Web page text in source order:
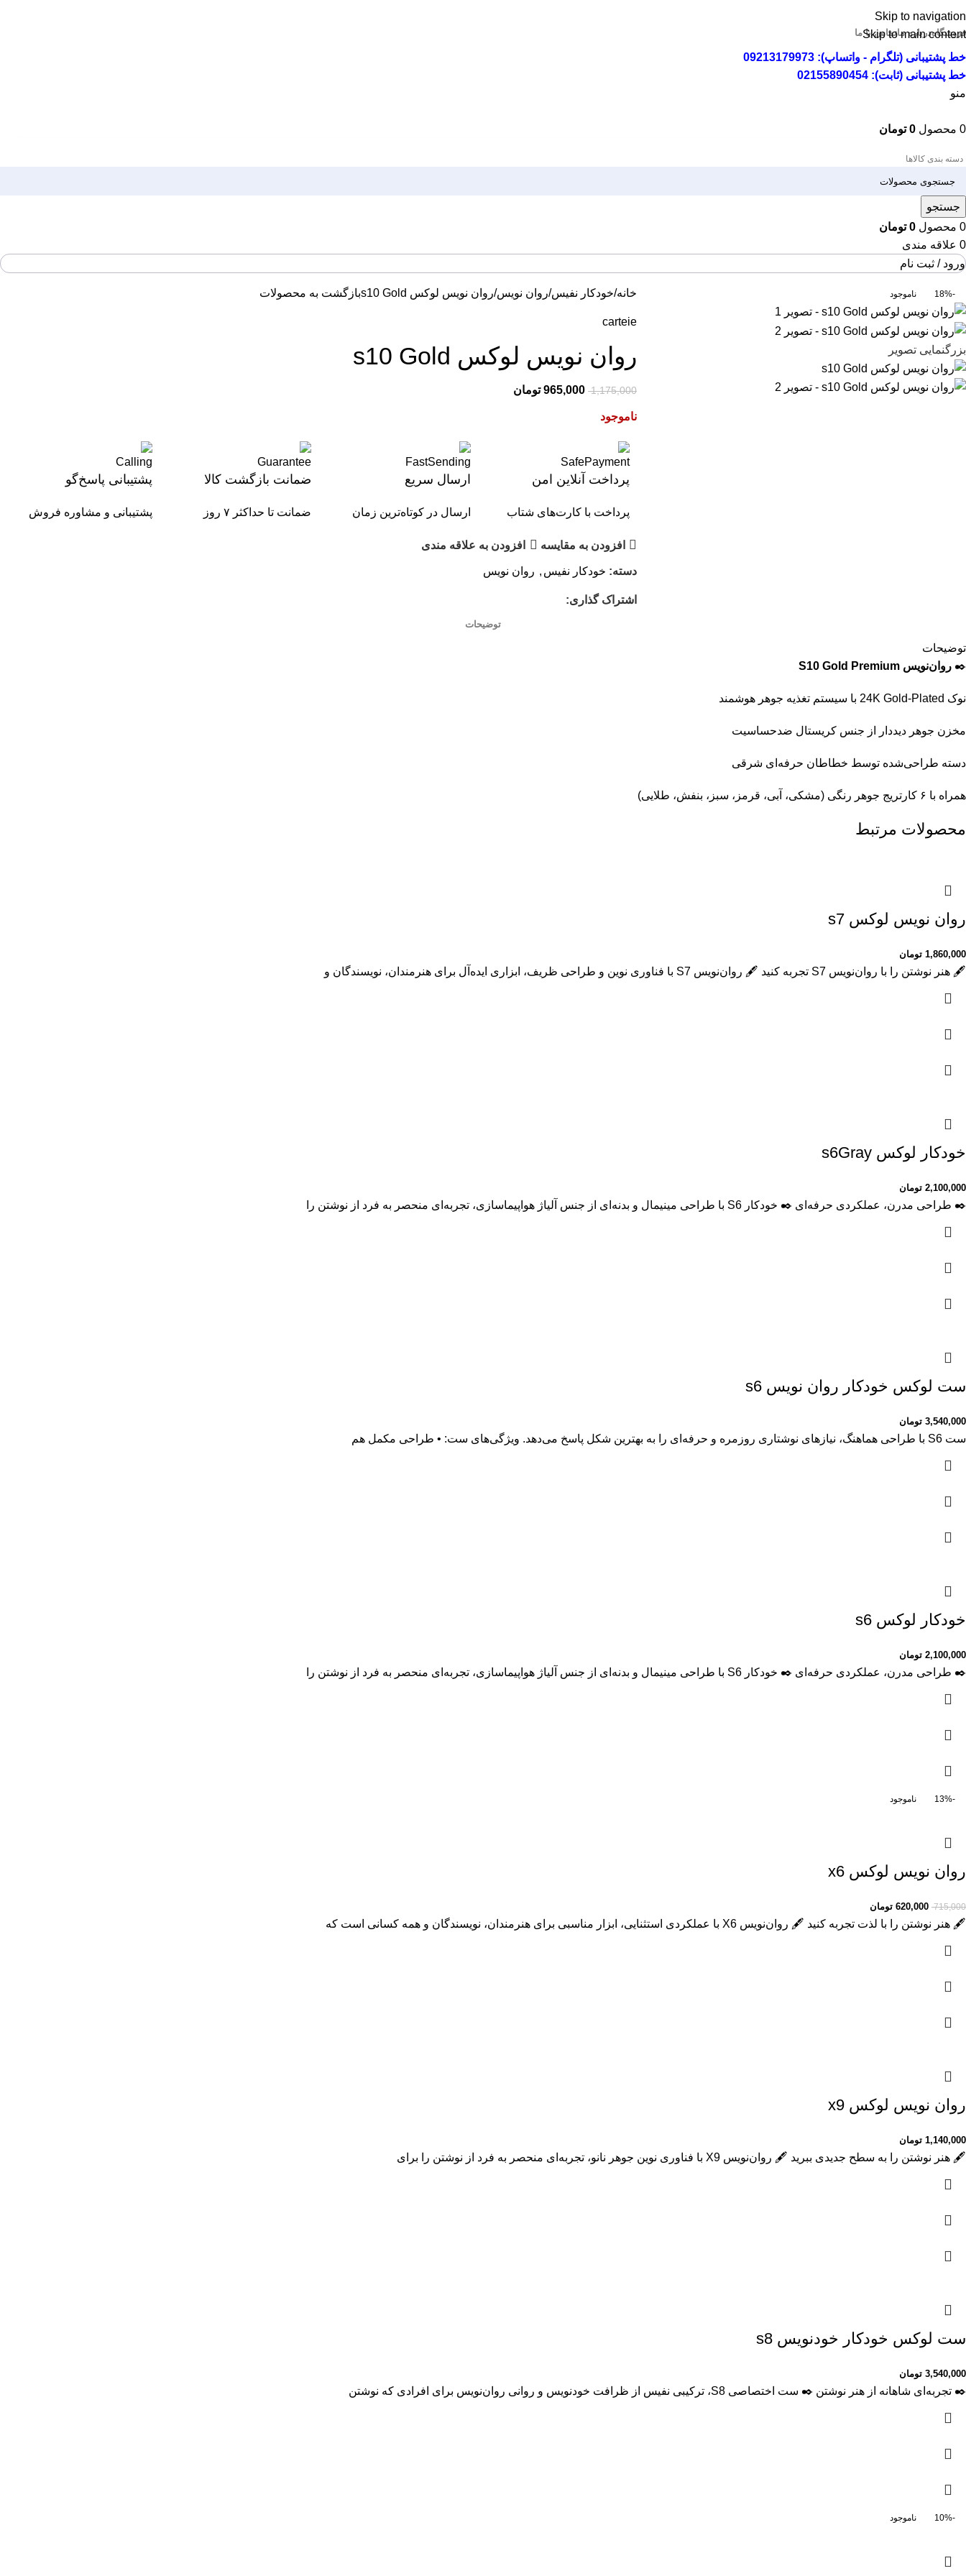
Skip to navigation
Skip to main content
فروشگاهدرباره ماتماس با ما
خط پشتیبانی (تلگرام - واتساپ): 09213179973
خط پشتیبانی (ثابت): 02155890454
منو
0 محصول 0 تومان
دسته بندی کالاها
جستجو
0 محصول 0 تومان
0 علاقه مندی
ورود / ثبت نام
-18% ناموجود
بزرگنمایی تصویر
خانه خودکار نفیس روان نویس روان نویس لوکس s10 Gold بازگشت به محصولات
carteie
روان نویس لوکس s10 Gold
1,175,000
965,000 تومان
ناموجود
پرداخت آنلاین امن
پرداخت با کارت‌های شتاب
ارسال سریع
ارسال در کوتاه‌ترین زمان
ضمانت بازگشت کالا
ضمانت تا حداکثر ۷ روز
پشتیبانی پاسخ‌گو
پشتیبانی و مشاوره فروش
افزودن به مقایسه افزودن به علاقه مندی
دسته: خودکار نفیس , روان نویس
اشتراک گذاری:
توضیحات
توضیحات
✒️ روان‌نویس S10 Gold Premium
نوک 24K Gold-Plated با سیستم تغذیه جوهر هوشمند
مخزن جوهر دیددار از جنس کریستال ضدحساسیت
دسته طراحی‌شده توسط خطاطان حرفه‌ای شرقی
همراه با ۶ کارتریج جوهر رنگی (مشکی، آبی، قرمز، سبز، بنفش، طلایی)
محصولات مرتبط
روان نویس لوکس s7
1,860,000 تومان
🖋 هنر نوشتن را با روان‌نویس S7 تجربه کنید 🖋 روان‌نویس S7 با فناوری نوین و طراحی ظریف، ابزاری ایده‌آل برای هنرمندان، نویسندگان و
خودکار لوکس s6Gray
2,100,000 تومان
✒️ طراحی مدرن، عملکردی حرفه‌ای ✒️ خودکار S6 با طراحی مینیمال و بدنه‌ای از جنس آلیاژ هواپیماسازی، تجربه‌ای منحصر به فرد از نوشتن را
ست لوکس خودکار روان نویس s6
3,540,000 تومان
ست S6 با طراحی هماهنگ، نیازهای نوشتاری روزمره و حرفه‌ای را به بهترین شکل پاسخ می‌دهد. ویژگی‌های ست: • طراحی مکمل هم
خودکار لوکس s6
2,100,000 تومان
✒️ طراحی مدرن، عملکردی حرفه‌ای ✒️ خودکار S6 با طراحی مینیمال و بدنه‌ای از جنس آلیاژ هواپیماسازی، تجربه‌ای منحصر به فرد از نوشتن را
-13% ناموجود
روان نویس لوکس x6
715,000
620,000 تومان
🖋 هنر نوشتن را با لذت تجربه کنید 🖋 روان‌نویس X6 با عملکردی استثنایی، ابزار مناسبی برای هنرمندان، نویسندگان و همه کسانی است که
روان نویس لوکس x9
1,140,000 تومان
🖋 هنر نوشتن را به سطح جدیدی ببرید 🖋 روان‌نویس X9 با فناوری نوین جوهر نانو، تجربه‌ای منحصر به فرد از نوشتن را برای
ست لوکس خودکار خودنویس s8
3,540,000 تومان
✒️ تجربه‌ای شاهانه از هنر نوشتن ✒️ ست اختصاصی S8، ترکیبی نفیس از ظرافت خودنویس و روانی روان‌نویس برای افرادی که نوشتن
-10% ناموجود